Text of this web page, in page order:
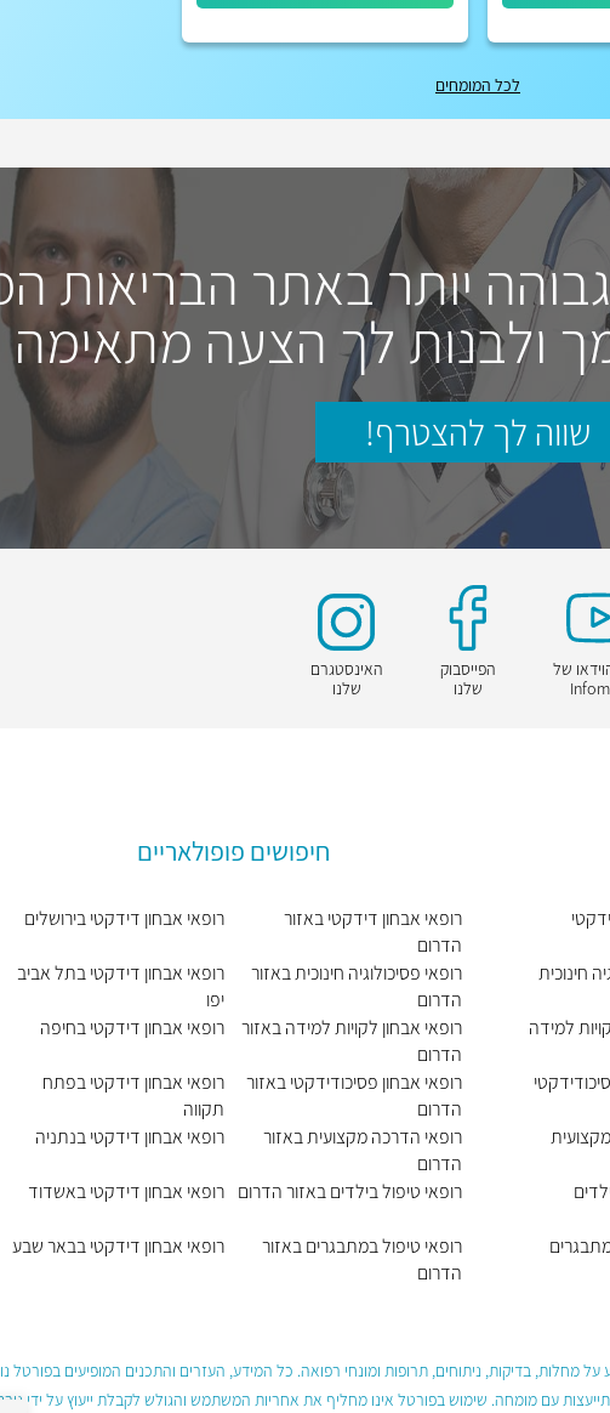
לכל המומחים
יותר באתר הבריאות
ולבנות לך הצעה מתאימה
שווה לך להצטרף!
של
הפייסבוק
שלנו
האינסטגרם
שלנו
חיפושים פופולאריים
חינוכית
למידה
רופאי אבחון דידקטי באזור
הדרום
רופאי פסיכולוגיה חינוכית באזור
הדרום
רופאי אבחון לקויות למידה באזור
הדרום
רופאי אבחון פסיכודידקטי באזור
הדרום
רופאי הדרכה מקצועית באזור
הדרום
רופאי טיפול בילדים באזור הדרום
רופאי טיפול במתבגרים באזור
הדרום
רופאי אבחון דידקטי בירושלים
רופאי אבחון דידקטי בתל אביב
יפו
רופאי אבחון דידקטי בחיפה
רופאי אבחון דידקטי בפתח
תקווה
רופאי אבחון דידקטי בנתניה
רופאי אבחון דידקטי באשדוד
רופאי אבחון דידקטי בבאר שבע
מחלות, בדיקות, ניתוחים, תרופות ומונחי רפואה. כל המידע, העזרים והתכנים המופיעים בפורטל
עם מומחה. שימוש בפורטל אינו מחליף את אחריות המשתמש והגולש לקבלת ייעוץ על ידי